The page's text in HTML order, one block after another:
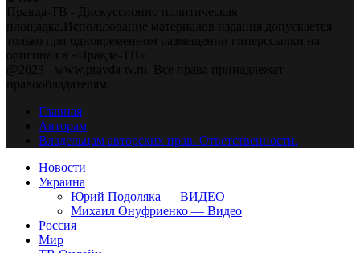
Правда-ТВ - Дискуссионно политическая
площадка.Использование материалов издания допускается
только при одновременном размещении гиперссылки на
оригинал в «Правда-ТВ»
@2023 - www.pravda-tv.ru. Все права принадлежат
правообладателям.
Главная
Авторам
Владельцам авторских прав. Ответственности.
Новости
Украина
Юрий Подоляка — ВИДЕО
Михаил Онуфриенко — Видео
Россия
Мир